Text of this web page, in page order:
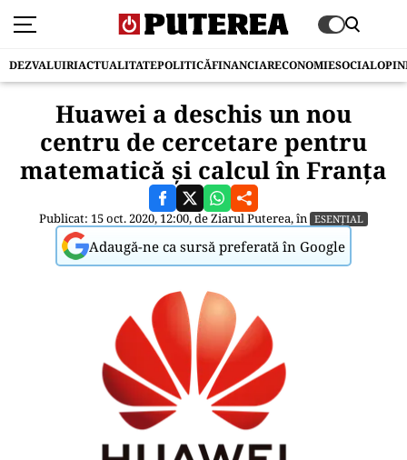
DEZVALUIRIACTUALITATEPOLITICĂFINANCIARECONOMIESOCIAL
Huawei a deschis un nou
centru de cercetare pentru
matematică și calcul în Franța
Publicat: 15 oct. 2020, 12:00, deZiarul Puterea, în ESENȚIAL
Adaugă-ne ca sursă preferată în Google